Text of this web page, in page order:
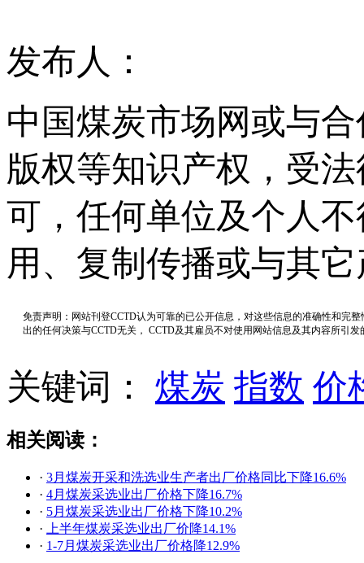
发布人：
中国煤炭市场网或与
版权等知识产权，受
可，任何单位及个人
用、复制传播或与其
免责声明：网站刊登CCTD认为可靠的已公开信息，对这些信息的准确性和完
出的任何决策与CCTD无关， CCTD及其雇员不对使用网站信息及其内容所引
关键词： 煤炭 指数 价
相关阅读：
· 3月煤炭开采和洗选业生产者出厂价格同比下降16.6%
· 4月煤炭采选业出厂价格下降16.7%
· 5月煤炭采选业出厂价格下降10.2%
·
上半年煤炭采选业出厂价降14.1%
· 1-7月煤炭采选业出厂价格降12.9%